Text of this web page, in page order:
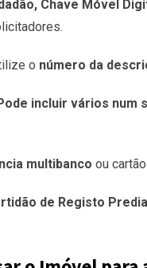
Chave Móvel
o número da
incluir vários num
multibanco ou
de Registo